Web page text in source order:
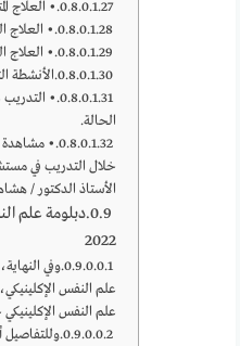
• العلاج
• العلاج
• العلاج
الأنشطة
•
الحالة.
•
خلال التدريب في
الأستاذ الدكتور /
دبلومة علم
2022
وفي
علم النفس
علم النفس
وللتفاصيل